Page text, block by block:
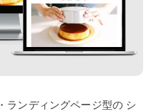
ランディングページ型の シ